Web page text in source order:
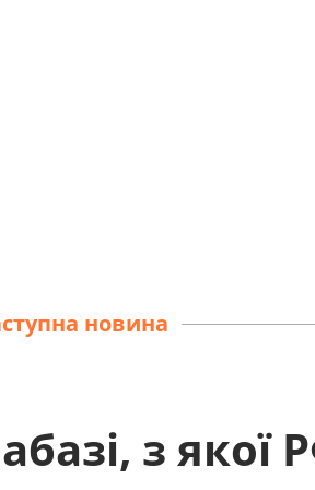
новина
з якої